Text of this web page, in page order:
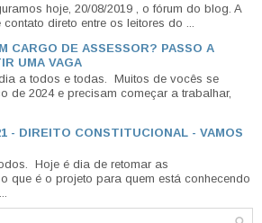
hoje, 20/08/2019 , o fórum do blog. A
direto entre os leitores do ...
CARGO DE ASSESSOR? PASSO A
UMA VAGA
a todos e todas. Muitos de vocês se
de 2024 e precisam começar a trabalhar,
- DIREITO CONSTITUCIONAL - VAMOS
Hoje é dia de retomar as
que é o projeto para quem está conhecendo